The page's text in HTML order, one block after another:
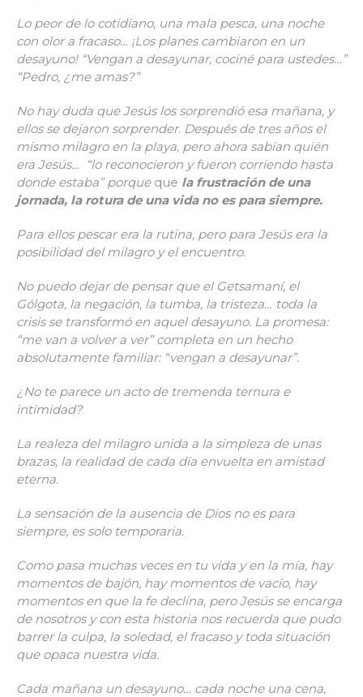
Lo peor de lo cotidiano, una mala pesca, una noche
con olor a fracaso… ¡Los planes cambiaron en un
desayuno! “Vengan a desayunar, cociné para ustedes…”
“Pedro, ¿me amas?”
No hay duda que Jesús los sorprendió esa mañana, y
ellos se dejaron sorprender. Después de tres años el
mismo milagro en la playa, pero ahora sabían quién
era Jesús… “lo reconocieron y fueron corriendo hasta
donde estaba” porque que la frustración de una
jornada, la rotura de una vida no es para siempre.
Para ellos pescar era la rutina, pero para Jesús era la
posibilidad del milagro y el encuentro.
No puedo dejar de pensar que el Getsamaní, el
Gólgota, la negación, la tumba, la tristeza… toda la
crisis se transformó en aquel desayuno. La promesa:
“me van a volver a ver” completa en un hecho
absolutamente familiar: “vengan a desayunar”.
¿No te parece un acto de tremenda ternura e
intimidad?
La realeza del milagro unida a la simpleza de unas
brazas, la realidad de cada día envuelta en amistad
eterna.
La sensación de la ausencia de Dios no es para
siempre, es solo temporaria.
Como pasa muchas veces en tu vida y en la mía, hay
momentos de bajón, hay momentos de vacío, hay
momentos en que la fe declina, pero Jesús se encarga
de nosotros y con esta historia nos recuerda que pudo
barrer la culpa, la soledad, el fracaso y toda situación
que opaca nuestra vida.
Cada mañana un desayuno… cada noche una cena,